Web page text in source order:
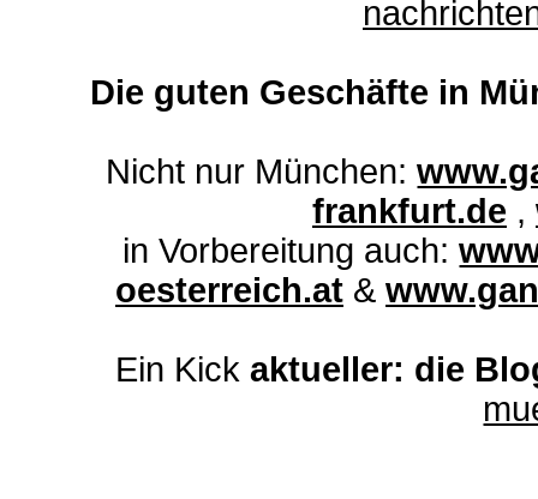
Die guten Geschäfte in
Nicht nur München:
frankfurt.de ,
in Vorbereitung auch:
oesterreich.at &
Ein Kick aktueller: die